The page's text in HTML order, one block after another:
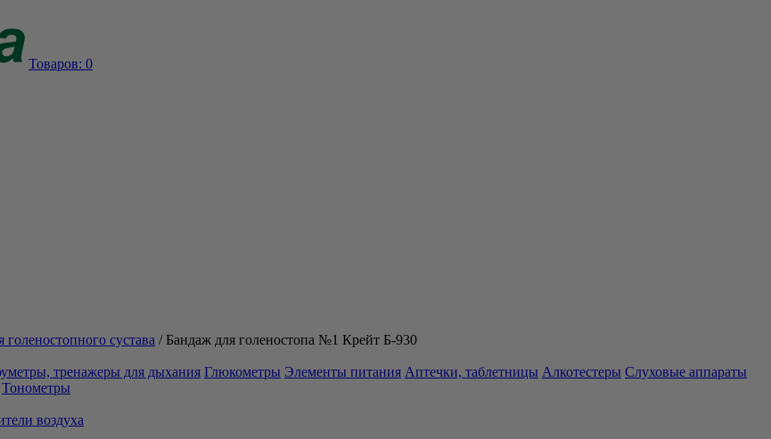
Товаров: 0
голеностопного сустава / Бандаж для голеностопа №1 Крейт Б-930
тренажеры для дыхания Глюкометры Элементы питания Аптечки, таблетницы Алкотестеры Слуховые аппараты
Тонометры
воздуха